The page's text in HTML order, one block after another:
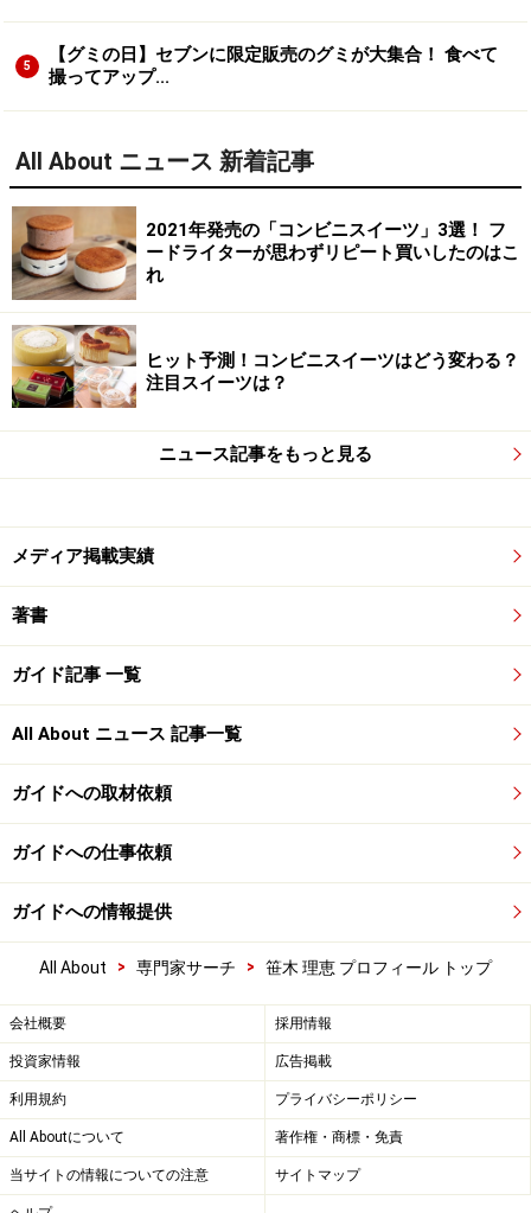
5
【グミの日】セブンに限定販売のグミが大集合！ 食べて
撮ってアップ...
All About ニュース 新着記事
2021年発売の「コンビニスイーツ」3選！ フ
ードライターが思わずリピート買いしたのはこ
れ
ヒット予測！コンビニスイーツはどう変わる？
注目スイーツは？
ニュース記事をもっと見る
メディア掲載実績
著書
ガイド記事 一覧
All About ニュース 記事一覧
ガイドへの取材依頼
ガイドへの仕事依頼
ガイドへの情報提供
All About > 専門家サーチ > 笹木 理恵 プロフィール トップ
会社概要 採用情報
投資家情報 広告掲載
利用規約 プライバシーポリシー
All Aboutについて 著作権・商標・免責
当サイトの情報についての注意 サイトマップ